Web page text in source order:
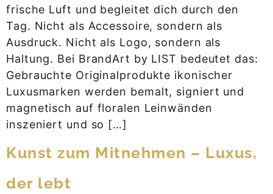
frische Luft und begleitet dich durch den
Tag. Nicht als Accessoire, sondern als
Ausdruck. Nicht als Logo, sondern als
Haltung. Bei BrandArt by LIST bedeutet das:
Gebrauchte Originalprodukte ikonischer
Luxusmarken werden bemalt, signiert und
magnetisch auf floralen Leinwänden
inszeniert und so […]
Kunst zum Mitnehmen – Luxus,
der lebt